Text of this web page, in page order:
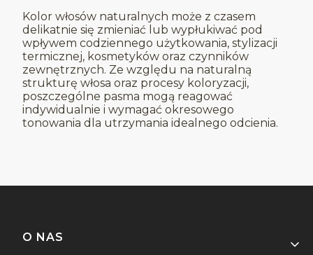
Kolor włosów naturalnych może z czasem
delikatnie się zmieniać lub wypłukiwać pod
wpływem codziennego użytkowania, stylizacji
termicznej, kosmetyków oraz czynników
zewnętrznych. Ze względu na naturalną
strukturę włosa oraz procesy koloryzacji,
poszczególne pasma mogą reagować
indywidualnie i wymagać okresowego
tonowania dla utrzymania idealnego odcienia.
Linki w stopce
O NAS